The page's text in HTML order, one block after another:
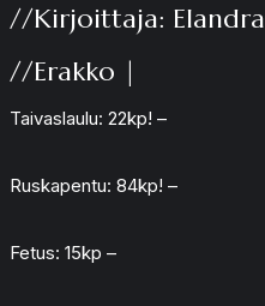
//Kirjoittaja: Elandra
//Erakko |
Taivaslaulu: 22kp! –
Ruskapentu: 84kp! –
Fetus: 15kp –